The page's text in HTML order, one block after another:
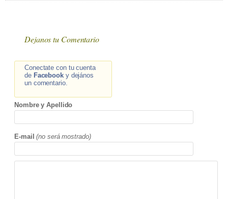
Dejanos tu Comentario
Conectate con tu cuenta
de Facebooky dejános
un comentario.
Nombre y Apellido
E-mail (no será mostrado)